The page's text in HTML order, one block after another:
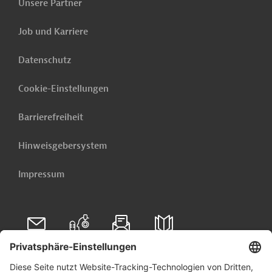
Unsere Partner
Job und Karriere
Datenschutz
Cookie-Einstellungen
Barrierefreiheit
Hinweisgebersystem
Impressum
Folgen Sie uns auf